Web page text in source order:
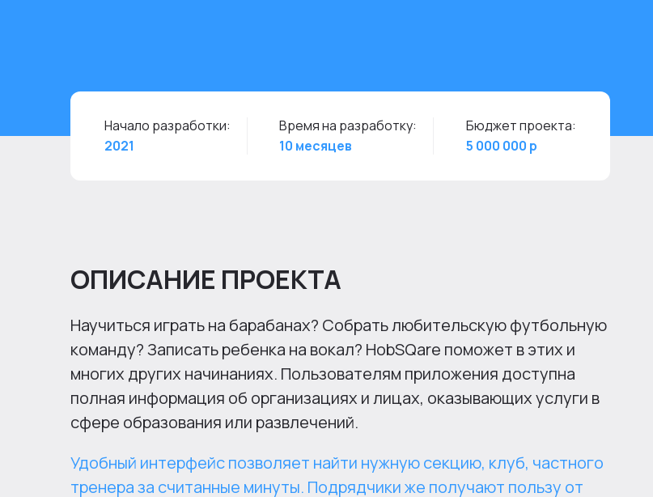
Начало разработки:
2021
Время на разработку:
10 месяцев
Бюджет проекта:
5 000 000 р
ОПИСАНИЕ ПРОЕКТА
Научиться играть на барабанах? Собрать любительскую футбольную
команду? Записать ребенка на вокал? HobSQare поможет в этих и
многих других начинаниях. Пользователям приложения доступна
полная информация об организациях и лицах, оказывающих услуги в
сфере образования или развлечений.
Удобный интерфейс позволяет найти нужную секцию, клуб, частного
тренера за считанные минуты. Подрядчики же получают пользу от